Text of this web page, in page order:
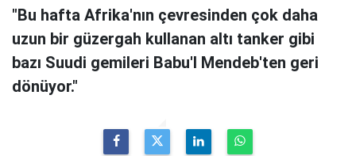
"Bu hafta Afrika'nın çevresinden çok daha
uzun bir güzergah kullanan altı tanker gibi
bazı Suudi gemileri Babu'l Mendeb'ten geri
dönüyor."